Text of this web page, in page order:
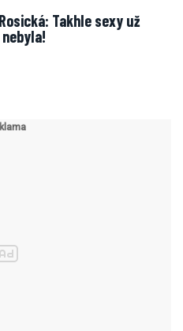
Takhle sexy už